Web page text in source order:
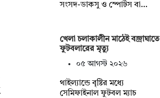
সংসদ-ডাকসু ও স্পোর্টস বা…
খেলা চলাকালীন মাঠেই বজ্রাঘাতে
ফুটবলারের মৃত্যু
০৫ আগস্ট ২০২৬
থাইল্যান্ডে বৃষ্টির মধ্যে
সেমিফাইনাল ফুটবল ম্যাচ